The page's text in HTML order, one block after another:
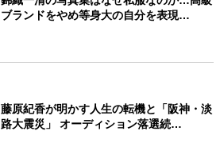
ブランドをやめ等身大の自分を表現…
藤原紀香が明かす人生の転機と「阪神・淡
路大震災」 オーディション落選続…